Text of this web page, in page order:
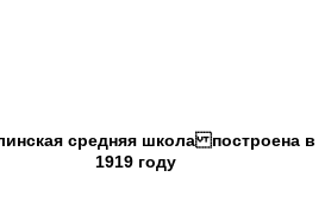
средняя школа построена в
1919 году